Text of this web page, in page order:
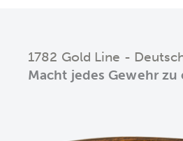
1782 Gold Line -
Macht jedes Gewehr zu